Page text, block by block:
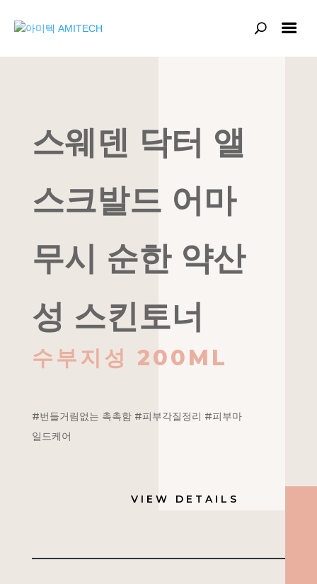
스웨덴 닥터 앨
스크발드 어마
무시 순한 약산
성 스킨토너
수부지성 200ML
#번들거림없는 촉촉함 #피부각질정리 #피부마
일드케어
VIEW DETAILS